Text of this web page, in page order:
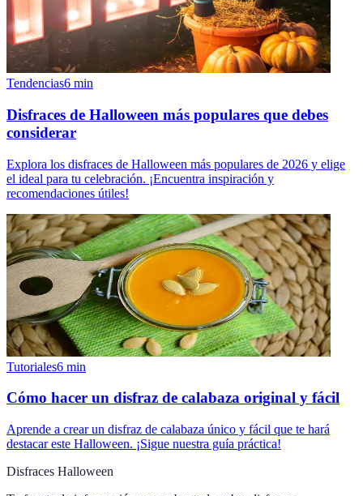
Tendencias6 min
Disfraces de Halloween más populares que debes
considerar
Explora los disfraces de Halloween más populares de 2026 y elige
el ideal para tu celebración. ¡Encuentra inspiración y
recomendaciones útiles!
Tutoriales6 min
Cómo hacer un disfraz de calabaza original y fácil
Aprende a crear un disfraz de calabaza único y fácil que te hará
destacar este Halloween. ¡Sigue nuestra guía práctica!
Disfraces Halloween